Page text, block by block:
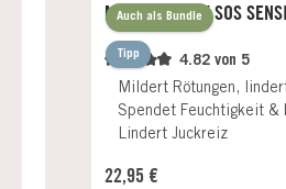
Tipp
Auch als Bundle
4.82 von 5
MIRACLE MASK SOS
Mildert Rötungen,
Spendet Feuchtigkeit &
Lindert Juckreiz
22,95 €